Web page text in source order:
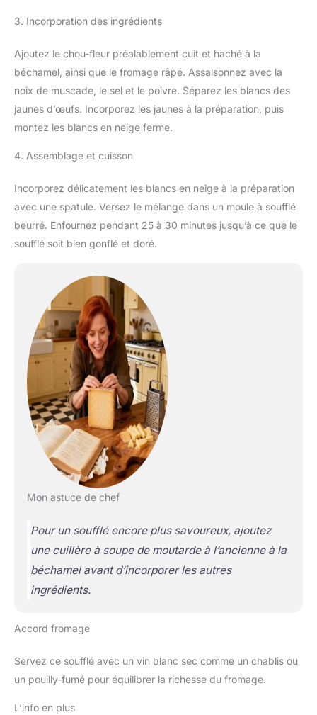
3. Incorporation des ingrédients
Ajoutez le chou-fleur préalablement cuit et haché à la
béchamel, ainsi que le fromage râpé. Assaisonnez avec la
noix de muscade, le sel et le poivre. Séparez les blancs des
jaunes d’œufs. Incorporez les jaunes à la préparation, puis
montez les blancs en neige ferme.
4. Assemblage et cuisson
Incorporez délicatement les blancs en neige à la préparation
avec une spatule. Versez le mélange dans un moule à soufflé
beurré. Enfournez pendant 25 à 30 minutes jusqu’à ce que le
soufflé soit bien gonflé et doré.
Mon astuce de chef
Pour un soufflé encore plus savoureux, ajoutez
une cuillère à soupe de moutarde à l’ancienne à la
béchamel avant d’incorporer les autres
ingrédients.
Accord fromage
Servez ce soufflé avec un vin blanc sec comme un chablis ou
un pouilly-fumé pour équilibrer la richesse du fromage.
L’info en plus